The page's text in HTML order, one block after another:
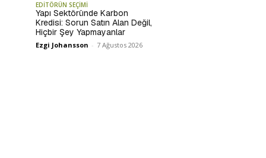
EDİTÖRÜN SEÇİMİ
Yapı Sektöründe Karbon
Kredisi: Sorun Satın Alan Değil,
Hiçbir Şey Yapmayanlar
Ezgi Johansson - 7 Ağustos 2026